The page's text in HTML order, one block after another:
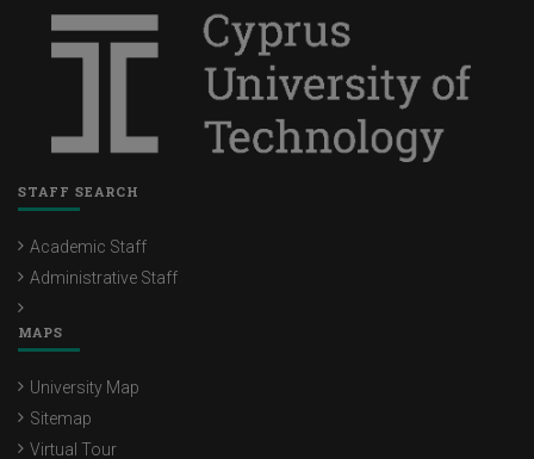
STAFF SEARCH
Academic Staff
Administrative Staff
MAPS
University Map
Sitemap
Virtual Tour